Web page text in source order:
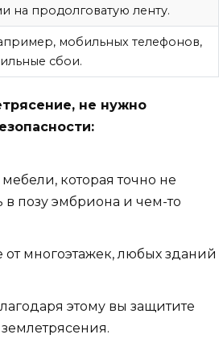
на продолговатую ленту.
мобильных телефонов,
сбои.
не нужно
которая точно не
в позу эмбриона и чем-то
от многоэтажек, любых зданий
этому вы защитите